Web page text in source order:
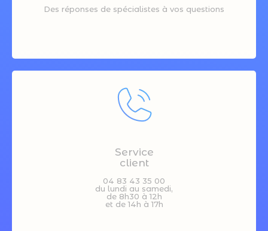
Des réponses de spécialistes à vos questions
Service
client
04 83 43 35 00
du lundi au samedi,
de 8h30 à 12h
et de 14h à 17h